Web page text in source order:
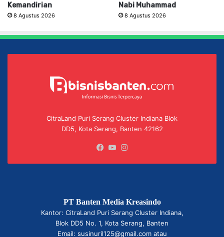
Kemandirian
8 Agustus 2026
Nabi Muhammad
8 Agustus 2026
CitraLand Puri Serang Cluster Indiana Blok
DD5, Kota Serang, Banten 42162
Facebook
YouTube
PT Banten Media Kreasindo
Kantor: CitraLand Puri Serang Cluster Indiana,
Blok DD5 No. 1, Kota Serang, Banten
Email: susinuril125@gmail.com atau